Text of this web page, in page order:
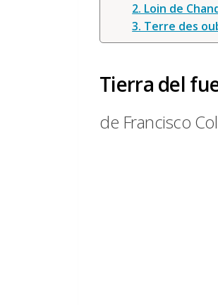
2. Loin de
3. Terre des
Tierra del
de Francisco